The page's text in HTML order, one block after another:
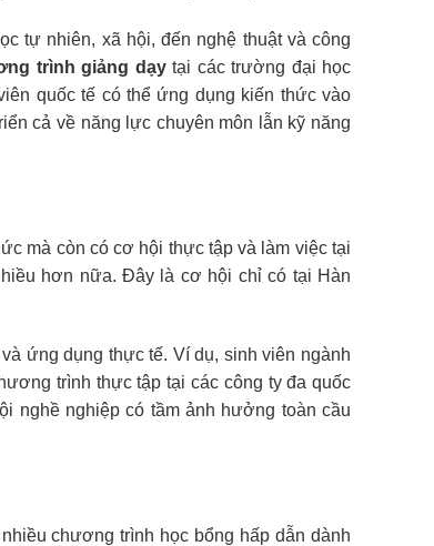
tự nhiên, xã hội, đến nghệ thuật và công
trình giảng dạytại các trường đại học
quốc tế có thể ứng dụng kiến thức vào
cả về năng lực chuyên môn lẫn kỹ năng
mà còn có cơ hội thực tập và làm việc tại
hơn nữa. Đây là cơ hội chỉ có tại Hàn
ứng dụng thực tế. Ví dụ, sinh viên ngành
trình thực tập tại các công ty đa quốc
nghề nghiệp có tầm ảnh hưởng toàn cầu
chương trình học bổng hấp dẫn dành